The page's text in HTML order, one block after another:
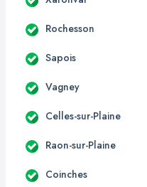
Rochesson
Sapois
Vagney
Celles-sur-Plaine
Raon-sur-Plaine
Coinches